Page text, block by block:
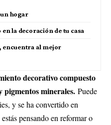
hogar
la decoración de tu casa
encuentra al mejor
decorativo compuesto
pigmentos minerales. Puede
y se ha convertido en
pensando en reformar o